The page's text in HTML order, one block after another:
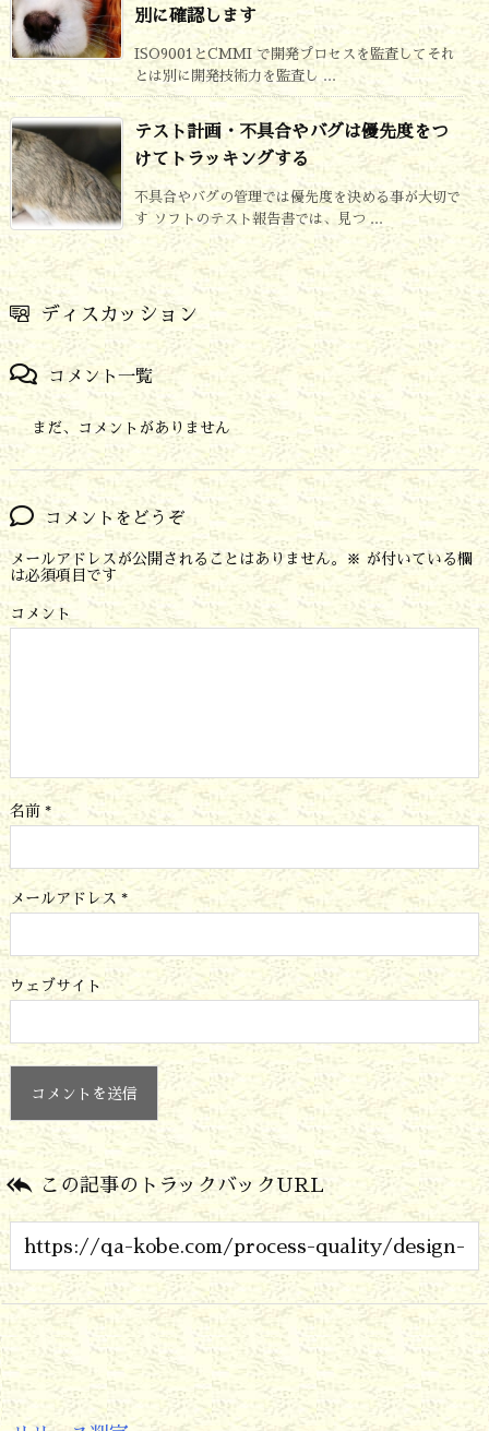
別に確認します
ISO9001とCMMI で開発プロセスを監査してそれ
とは別に開発技術力を監査し ...
テスト計画・不具合やバグは優先度をつ
けてトラッキングする
不具合やバグの管理では優先度を決める事が大切で
す ソフトのテスト報告書では、見つ ...
ディスカッション
コメント一覧
まだ、コメントがありません
コメントをどうぞ
メールアドレスが公開されることはありません。 ※ が付いている欄
は必須項目です
コメント
名前 *
メールアドレス *
ウェブサイト
 この記事のトラックバックURL